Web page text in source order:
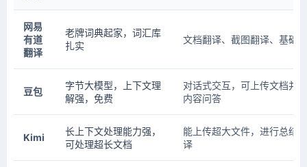
网易
有道
翻译
老牌词典起家，词汇库
扎实
文档翻译、截图翻译、基础
豆包
字节大模型，上下文理
解强，免费
对话式交互，可上传文档并
内容问答
Kimi
长上下文处理能力强，
可处理超长文档
能上传超大文件，进行总结
译